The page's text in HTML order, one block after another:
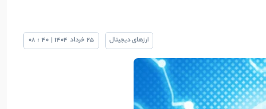
ارزهای دیجیتال 25 خرداد 1404
|
40
:
08